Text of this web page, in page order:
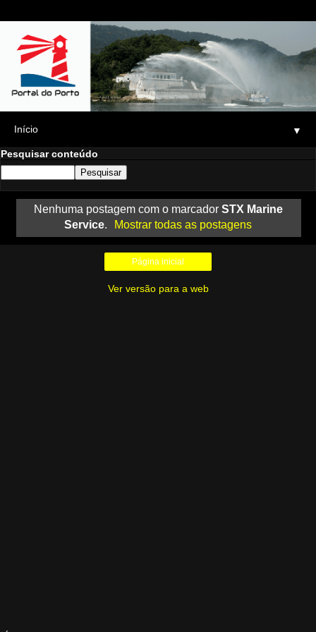
▼
Pesquisar conteúdo
Nenhuma postagem com o marcador STX Marine
Service. Mostrar todas as postagens
Página inicial
Ver versão para a web